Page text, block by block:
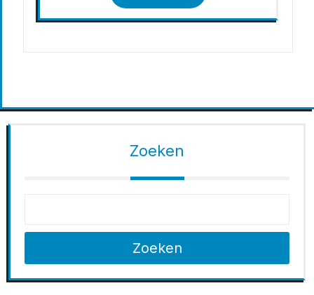
Zoeken
Zoeken